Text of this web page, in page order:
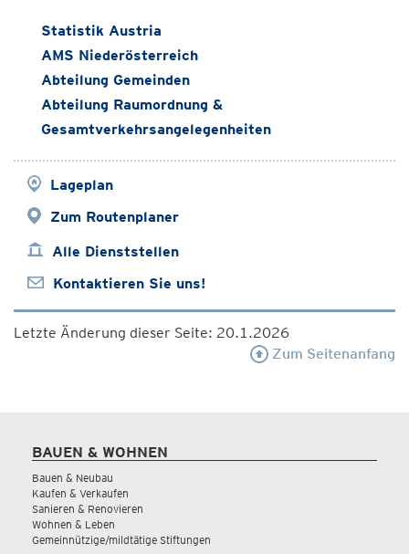
Statistik Austria
AMS Niederösterreich
Abteilung Gemeinden
Abteilung Raumordnung &
Gesamtverkehrsangelegenheiten
Lageplan
Zum Routenplaner
Alle Dienststellen
Kontaktieren Sie uns!
Letzte Änderung dieser Seite: 20.1.2026
Zum Seitenanfang
BAUEN & WOHNEN
Bauen & Neubau
Kaufen & Verkaufen
Sanieren & Renovieren
Wohnen & Leben
Gemeinnützige/mildtätige Stiftungen